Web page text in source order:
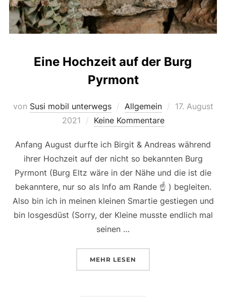
Eine Hochzeit auf der Burg
Pyrmont
von Susi mobil unterwegs Allgemein
Veröffentlicht
17. August
2021
Keine Kommentare
Anfang August durfte ich Birgit & Andreas während
ihrer Hochzeit auf der nicht so bekannten Burg
Pyrmont (Burg Eltz wäre in der Nähe und die ist die
bekanntere, nur so als Info am Rande ☝ ) begleiten.
Also bin ich in meinen kleinen Smartie gestiegen und
bin losgesdüst (Sorry, der Kleine musste endlich mal
seinen …
MEHR ÜBER „EINE HOCHZEIT AUF
LESEN